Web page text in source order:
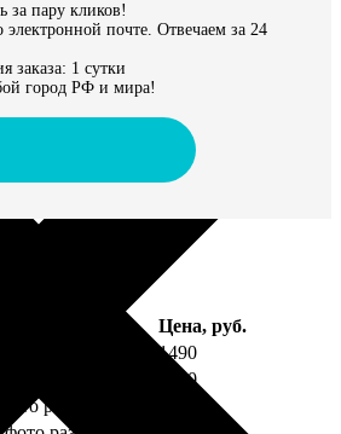
за пару кликов!
электронной почте. Отвечаем за 24
заказа: 1 сутки
город РФ и мира!
Цена, руб.
рост 118 см
1490
рост 128 см
1490
рост 134 см